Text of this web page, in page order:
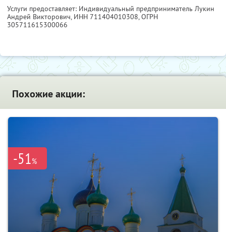
Услуги предоставляет: Индивидуальный предприниматель Лукин
Андрей Викторович, ИНН 711404010308, ОГРН
305711615300066
Похожие акции:
-51%